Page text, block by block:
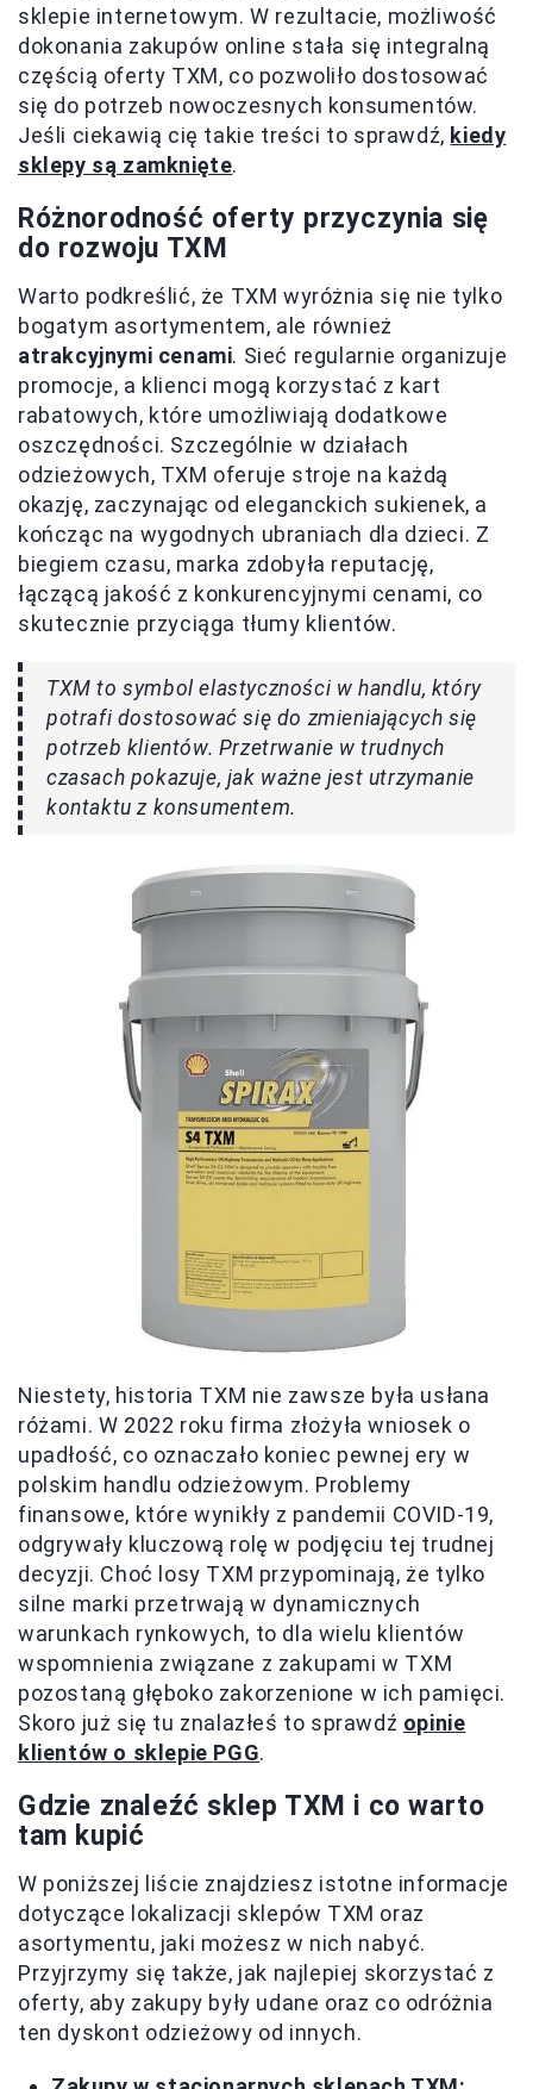
sklepie internetowym. W rezultacie, możliwość
dokonania zakupów online stała się integralną
częścią oferty TXM, co pozwoliło dostosować
się do potrzeb nowoczesnych konsumentów.
Jeśli ciekawią cię takie treści to sprawdź, kiedy
sklepy są zamknięte.
Różnorodność oferty przyczynia się
do rozwoju TXM
Warto podkreślić, że TXM wyróżnia się nie tylko
bogatym asortymentem, ale również
atrakcyjnymi cenami. Sieć regularnie organizuje
promocje, a klienci mogą korzystać z kart
rabatowych, które umożliwiają dodatkowe
oszczędności. Szczególnie w działach
odzieżowych, TXM oferuje stroje na każdą
okazję, zaczynając od eleganckich sukienek, a
kończąc na wygodnych ubraniach dla dzieci. Z
biegiem czasu, marka zdobyła reputację,
łączącą jakość z konkurencyjnymi cenami, co
skutecznie przyciąga tłumy klientów.
TXM to symbol elastyczności w handlu, który
potrafi dostosować się do zmieniających się
potrzeb klientów. Przetrwanie w trudnych
czasach pokazuje, jak ważne jest utrzymanie
kontaktu z konsumentem.
Niestety, historia TXM nie zawsze była usłana
różami. W 2022 roku firma złożyła wniosek o
upadłość, co oznaczało koniec pewnej ery w
polskim handlu odzieżowym. Problemy
finansowe, które wynikły z pandemii COVID-19,
odgrywały kluczową rolę w podjęciu tej trudnej
decyzji. Choć losy TXM przypominają, że tylko
silne marki przetrwają w dynamicznych
warunkach rynkowych, to dla wielu klientów
wspomnienia związane z zakupami w TXM
pozostaną głęboko zakorzenione w ich pamięci.
Skoro już się tu znalazłeś to sprawdź opinie
klientów o sklepie PGG.
Gdzie znaleźć sklep TXM i co warto
tam kupić
W poniższej liście znajdziesz istotne informacje
dotyczące lokalizacji sklepów TXM oraz
asortymentu, jaki możesz w nich nabyć.
Przyjrzymy się także, jak najlepiej skorzystać z
oferty, aby zakupy były udane oraz co odróżnia
ten dyskont odzieżowy od innych.